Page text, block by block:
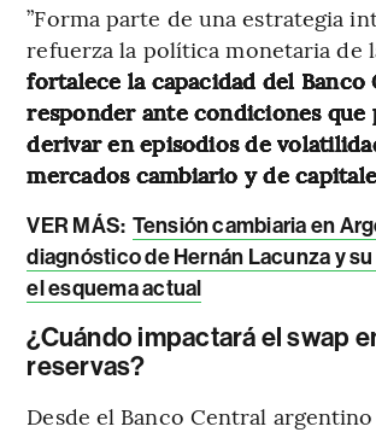
”Forma parte de una estrategia
refuerza la política monetaria de
fortalece la capacidad del Banco
responder ante condiciones que
derivar en episodios de
mercados cambiario y de
VER MÁS: Tensión cambiaria en
diagnóstico de Hernán Lacunza y
el esquema actual
¿Cuándo impactará el swap
reservas?
Desde el Banco Central